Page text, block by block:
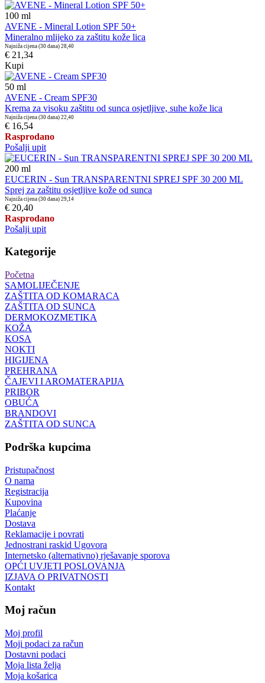
100 ml
AVENE - Mineral Lotion SPF 50+
Mineralno mlijeko za zaštitu kože lica
Najniža cijena (30 dana) 28,40
€ 21,34
Kupi
50 ml
AVENE - Cream SPF30
Krema za visoku zaštitu od sunca osjetljive, suhe kože lica
Najniža cijena (30 dana) 22,40
€ 16,54
Rasprodano
Pošalji upit
200 ml
EUCERIN - Sun TRANSPARENTNI SPREJ SPF 30 200 ML
Sprej za zaštitu osjetljive kože od sunca
Najniža cijena (30 dana) 29,14
€ 20,40
Rasprodano
Pošalji upit
Kategorije
Početna
SAMOLIJEČENJE
ZAŠTITA OD KOMARACA
ZAŠTITA OD SUNCA
DERMOKOZMETIKA
KOŽA
KOSA
NOKTI
HIGIJENA
PREHRANA
ČAJEVI I AROMATERAPIJA
PRIBOR
OBUĆA
BRANDOVI
ZAŠTITA OD SUNCA
Podrška kupcima
Pristupačnost
O nama
Registracija
Kupovina
Plaćanje
Dostava
Reklamacije i povrati
Jednostrani raskid Ugovora
Internetsko (alternativno) rješavanje sporova
OPĆI UVJETI POSLOVANJA
IZJAVA O PRIVATNOSTI
Kontakt
Moj račun
Moj profil
Moji podaci za račun
Dostavni podaci
Moja lista želja
Moja košarica